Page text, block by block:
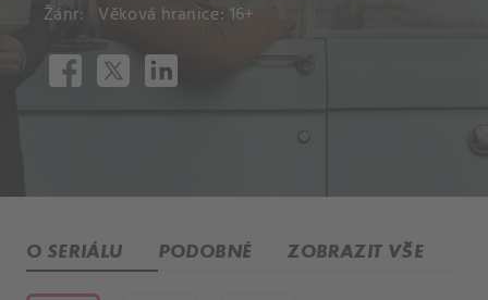
Žánr: Věková hranice: 16+
O SERIÁLU PODOBNÉ ZOBRAZIT VŠE